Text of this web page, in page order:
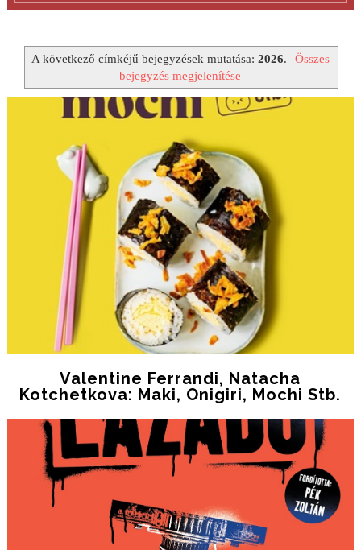
A következő címkéjű bejegyzések mutatása: 2026.
Összes
bejegyzés megjelenítése
Valentine Ferrandi, Natacha
Kotchetkova: Maki, ​onigiri, Mochi Stb.